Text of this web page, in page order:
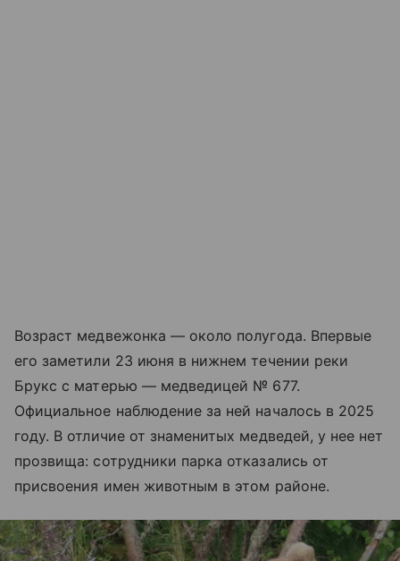
Возраст медвежонка — около полугода. Впервые
его заметили 23 июня в нижнем течении реки
Брукс с матерью — медведицей № 677.
Официальное наблюдение за ней началось в 2025
году. В отличие от знаменитых медведей, у нее нет
прозвища: сотрудники парка отказались от
присвоения имен животным в этом районе.